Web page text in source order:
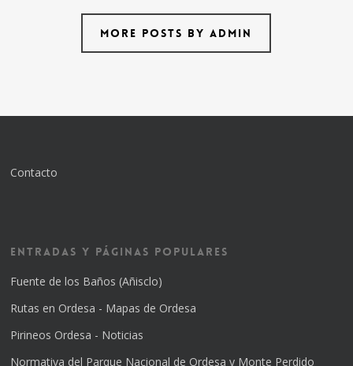
More posts by admin
Contacto
Entradas y Páginas Populares
Fuente de los Baños (Añisclo)
Rutas en Ordesa - Mapas de Ordesa
Pirineos Ordesa - Noticias
Normativa del Parque Nacional de Ordesa y Monte Perdido